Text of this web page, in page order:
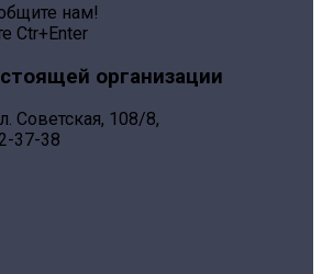
нам!
Ctr+Enter
организации
Советская, 108/8,
37-38